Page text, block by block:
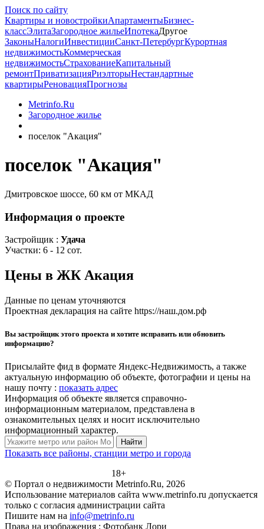
Поиск по сайту
Квартиры и новостройкиАпартаментыБизнес-
классЭлитаЗагородное жильеИпотекаДругое
ЗаконыНалогиИнвестицииСанкт-ПетербургКурортная
недвижимостьКоммерческая
недвижимостьСтрахованиеКапитальный
ремонтПриватизацияРиэлторыНестандартные
квартирыРеновацияПрогнозы
Metrinfo.Ru
Загородное жилье
поселок "Акация"
поселок "Акация"
Дмитровское шоссе, 60 км от МКАД
Информация о проекте
Застройщик : Удача
Участки: 6 - 12 сот.
Цены в ЖК Акация
Данные по ценам уточняются
Проектная декларация на сайте https://наш.дом.рф
Вы застройщик этого проекта и хотите исправить или обновить
информацию?
Присылайте фид в формате Яндекс-Недвижимость, а также
актуальную информацию об объекте, фотографии и цены на
нашу почту : показать адрес
Информация об объекте является справочно-
информационным материалом, представлена в
ознакомительных целях и носит исключительно
информационный характер.
Найти
Показать все районы, станции метро и города
18+
© Портал о недвижимости Metrinfo.Ru, 2026
Использование материалов сайта www.metrinfo.ru допускается
только с согласия администрации сайта
Пишите нам на info@metrinfo.ru
Права на изображения : Фотобанк Лори